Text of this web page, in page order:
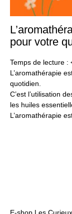
pour votre
Temps de lecture :
L’aromathérapie
quotidien.
C’est l’utilisation
les huiles
L’aromathérapie